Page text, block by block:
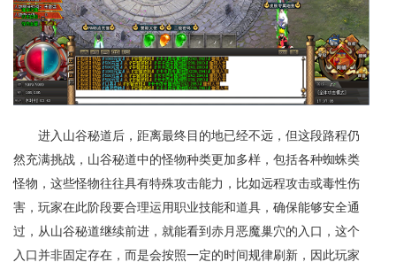
进入山谷秘道后，距离最终目的地已经不远，但这段路程仍
然充满挑战，山谷秘道中的怪物种类更加多样，包括各种蜘蛛类
怪物，这些怪物往往具有特殊攻击能力，比如远程攻击或毒性伤
害，玩家在此阶段要合理运用职业技能和道具，确保能够安全通
过，从山谷秘道继续前进，就能看到赤月恶魔巢穴的入口，这个
入口并非固定存在，而是会按照一定的时间规律刷新，因此玩家